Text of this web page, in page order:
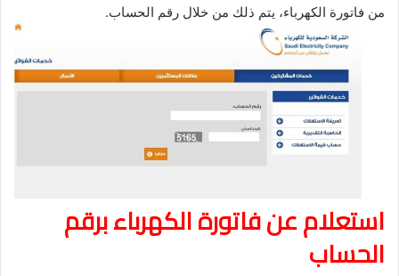
من فاتورة الكهرباء، يتم ذلك من خلال رقم الحساب.
استعلام عن فاتورة الكهرباء برقم
الحساب